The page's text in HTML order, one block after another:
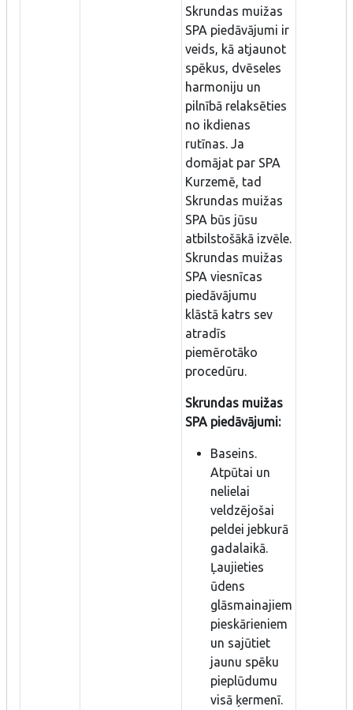
Skrundas muižas
SPA piedāvājumi ir
veids, kā atjaunot
spēkus, dvēseles
harmoniju un
pilnībā relaksēties
no ikdienas
rutīnas. Ja
domājat par SPA
Kurzemē, tad
Skrundas muižas
SPA būs jūsu
atbilstošākā izvēle.
Skrundas muižas
SPA viesnīcas
piedāvājumu
klāstā katrs sev
atradīs
piemērotāko
procedūru.
Skrundas muižas
SPA piedāvājumi:
Baseins.
Atpūtai un
nelielai
veldzējošai
peldei jebkurā
gadalaikā.
Ļaujieties
ūdens
glāsmainajiem
pieskārieniem
un sajūtiet
jaunu spēku
pieplūdumu
visā ķermenī.